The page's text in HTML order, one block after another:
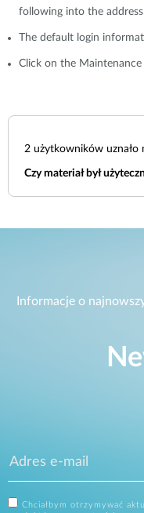
following into the
The default login
Click on the
2 użytkowników uznało
Czy materiał był
Informacje o
Chciałbym otrzymywać